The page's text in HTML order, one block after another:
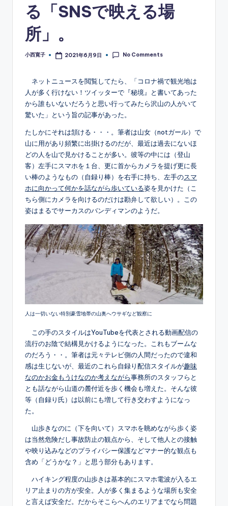
る「SNSで映える場
所」。
Posted
小西寛子 2021年6月9日 No Comments
ネットニュースを閲覧してたら、「コロナ禍で観光地は
人が多く行けない！ツイッターで『秘境』と書いてあった
から誰もいないだろうと思い行ってみたら沢山の人がいて
驚いた」という旨の記事があった。
たしかにそれは頷ける・・・。筆者は山女（notガール）で
山に用があり頻繁に出掛けるのだが、最近は過去にないほ
どの人を山で見かけることが多い。彼等の中には（登山
客）左手にスマホを１台、更に首からカメラを提げ更に長
い棒のようなもの（自録り棒）を右手に持ち、左手のスマ
ホに向かって何かを話ながら歩いている姿を見かけた（こ
ちら側にカメラを向けるのだけは勘弁して欲しい）。この
姿はまるでサーカスのバンディマンのようだ。
人は一切いない特別豪雪地帯の山奥へウサギなど観察に
この手のスタイルはYouTubeを代表とされる動画配信の
流行のお陰で結構見かけるようになった。これもブームな
のだろう・・。筆者は元々テレビ側の人間だったので違和
感は生じないが、最近のこれら自録り配信スタイルが趣味
なのかお金もうけなのか考えながら事務所のスタッフらと
とも話ながら山道の麓付近を歩く機会も増えた。そんな彼
等（自録り氏）は以前にも増して行き交わすようになっ
た。
山歩きなのに（下を向いて）スマホを眺めながら歩く姿
は当然危険だし事故防止の観点から、そして他人との接触
や映り込みなどのプライバシー保護などマナー的な観点も
含め「どうかな？」と思う部分もあります。
ハイキング程度の山歩きは基本的にスマホ電波が入るエ
リア止まりの方が安全。人が多く集まるような場所も安全
と言えば安全だ。だからそこらへんのエリアまでなら問題